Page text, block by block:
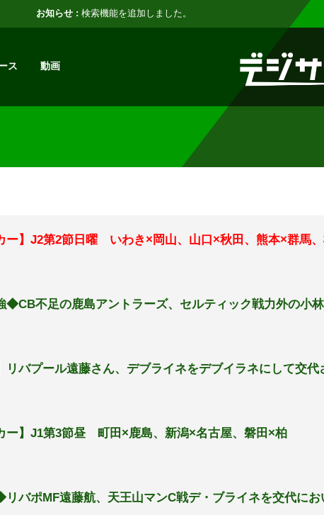
加しました。
ス 動画
ー】J2第2節日曜 いわき×岡山、山口×秋田、熊本×群馬
不足の鹿島アントラーズ、セルティック戦力外の小
リバプール遠藤さん、デブライネをデブイラネにして交代
ー】J1第3節昼 町田×鹿島、新潟×名古屋、磐田×柏
バポMF遠藤航、天王山マンC戦デ・ブライネを交代にお